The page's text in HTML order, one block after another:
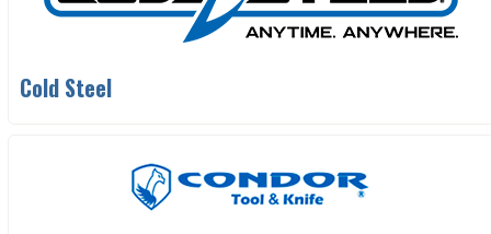
Cold Steel